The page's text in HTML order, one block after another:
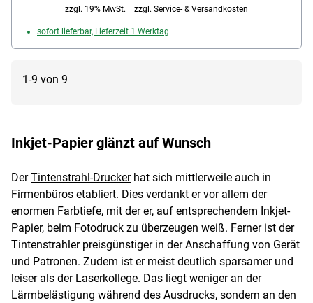
zzgl. 19% MwSt. | zzgl. Service- & Versandkosten
sofort lieferbar, Lieferzeit 1 Werktag
1-9 von 9
Inkjet-Papier glänzt auf Wunsch
DerTintenstrahl-Druckerhat sich mittlerweile auch in
Firmenbüros etabliert. Dies verdankt er vor allem der
enormen Farbtiefe, mit der er, auf entsprechendem Inkjet-
Papier, beim Fotodruck zu überzeugen weiß. Ferner ist der
Tintenstrahler preisgünstiger in der Anschaffung von Gerät
und Patronen. Zudem ist er meist deutlich sparsamer und
leiser als der Laserkollege. Das liegt weniger an der
Lärmbelästigung während des Ausdrucks, sondern an den